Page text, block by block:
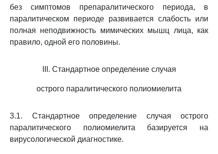
без симптомов препаралитического периода, в
паралитическом периоде развивается слабость или
полная неподвижность мимических мышц лица, как
правило, одной его половины.
III. Стандартное определение случая
острого паралитического полиомиелита
3.1. Стандартное определение случая острого
паралитического полиомиелита базируется на
вирусологической диагностике.